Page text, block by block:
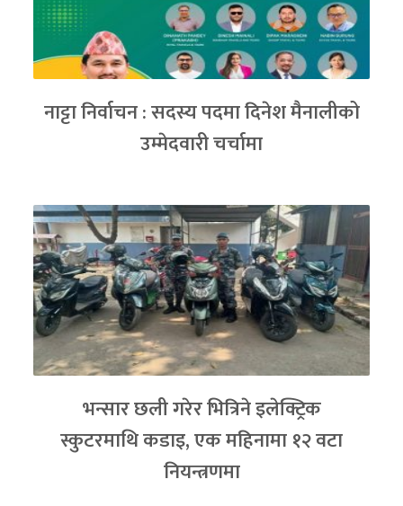
नाट्टा निर्वाचन : सदस्य पदमा दिनेश मैनालीको
उम्मेदवारी चर्चामा
भन्सार छली गरेर भित्रिने इलेक्ट्रिक
स्कुटरमाथि कडाइ, एक महिनामा १२ वटा
नियन्त्रणमा